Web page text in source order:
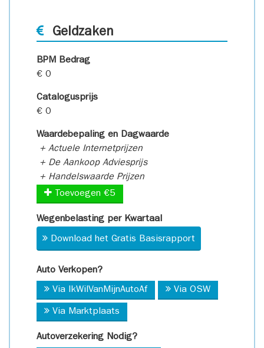
Geldzaken
BPM Bedrag
€ 0
Catalogusprijs
€ 0
Waardebepaling en Dagwaarde
+ Actuele Internetprijzen
+ De Aankoop Adviesprijs
+ Handelswaarde Prijzen
Toevoegen €5
Wegenbelasting per Kwartaal
Download het Gratis Basisrapport
Auto Verkopen?
Via IkWilVanMijnAutoAf Via OSW
Via Marktplaats
Autoverzekering Nodig?